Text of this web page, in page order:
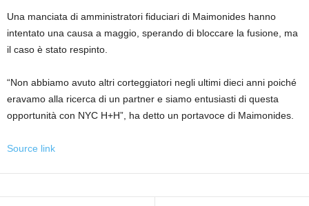
Una manciata di amministratori fiduciari di Maimonides hanno
intentato una causa a maggio, sperando di bloccare la fusione, ma
il caso è stato respinto.
“Non abbiamo avuto altri corteggiatori negli ultimi dieci anni poiché
eravamo alla ricerca di un partner e siamo entusiasti di questa
opportunità con NYC H+H”, ha detto un portavoce di Maimonides.
Source link